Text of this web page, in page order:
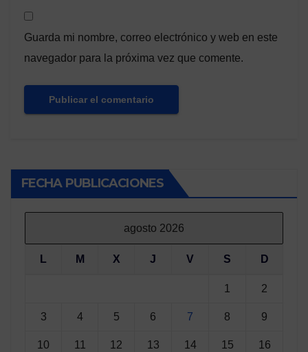
Guarda mi nombre, correo electrónico y web en este
navegador para la próxima vez que comente.
FECHA PUBLICACIONES
agosto 2026
L M X J V S D
1 2
3 4 5 6 7 8 9
10 11 12 13 14 15 16